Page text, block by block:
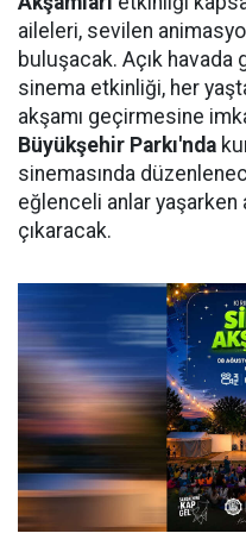
aileleri, sevilen
buluşacak. Açık
sinema etkinliği, her
akşamı geçirmesine
Büyükşehir Parkı'nda
sinemasında
eğlenceli anlar yaşarken
çıkaracak.